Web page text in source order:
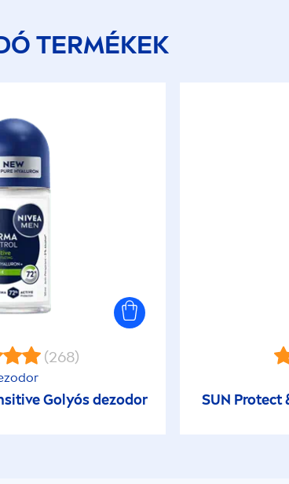
TERMÉKEK
(268)
Golyós dezodor SUN Protect